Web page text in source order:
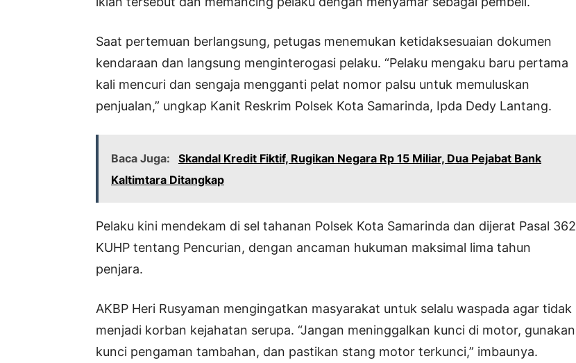
Saat pertemuan berlangsung, petugas menemukan ketidaksesuaian dokumen
kendaraan dan langsung menginterogasi pelaku. “Pelaku mengaku baru pertama
kali mencuri dan sengaja mengganti pelat nomor palsu untuk memuluskan
penjualan,” ungkap Kanit Reskrim Polsek Kota Samarinda, Ipda Dedy Lantang.
Baca Juga:
Skandal Kredit Fiktif, Rugikan Negara Rp 15 Miliar, Dua Pejabat Bank
Kaltimtara Ditangkap
Pelaku kini mendekam di sel tahanan Polsek Kota Samarinda dan dijerat Pasal 362
KUHP tentang Pencurian, dengan ancaman hukuman maksimal lima tahun
penjara.
AKBP Heri Rusyaman mengingatkan masyarakat untuk selalu waspada agar tidak
menjadi korban kejahatan serupa. “Jangan meninggalkan kunci di motor, gunakan
kunci pengaman tambahan, dan pastikan stang motor terkunci,” imbaunya.